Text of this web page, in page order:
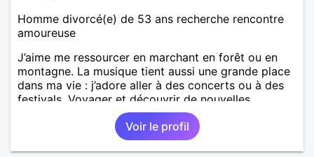
Homme divorcé(e) de 53 ans recherche rencontre
amoureuse
J’aime me ressourcer en marchant en forêt ou en
montagne. La musique tient aussi une grande place
dans ma vie : j’adore aller à des concerts ou à des
festivals. Voyager et découvrir de nouvelles
cultures, c’est ce qui m’inspire le plus. J’aimerais
rencontrer quelqu’un avec qui partager ces
moments simples et sincères.
Voir le profil